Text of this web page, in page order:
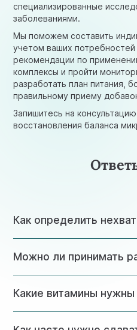
специализированные
заболеваниями.
Мы поможем составить
учетом ваших
рекомендации по
комплексы и пройти
разработать план питания,
правильному приему
Запишитесь на
восстановления баланса
Как определить
анализов, существуют
Можно ли принимать
друга. Поэтому важно
Какие витамины